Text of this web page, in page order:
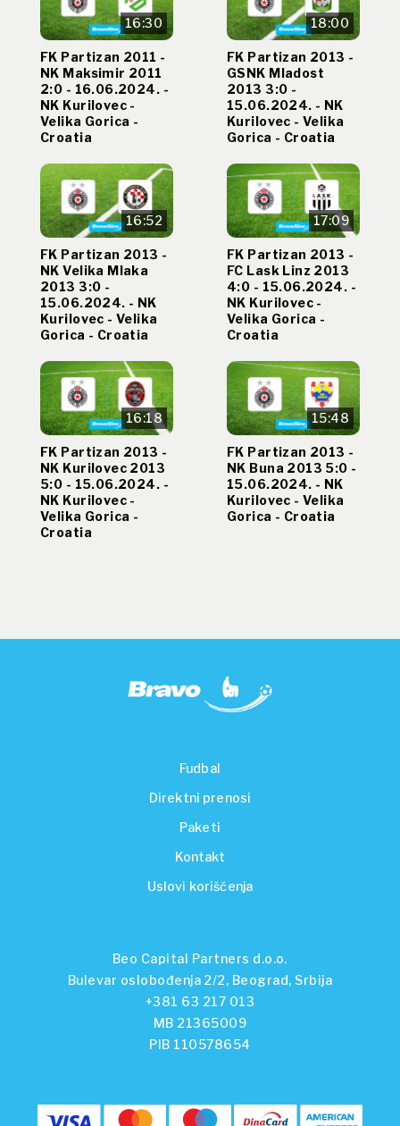
16:30
FK Partizan 2011 -
NK Maksimir 2011
2:0 - 16.06.2024. -
NK Kurilovec -
Velika Gorica -
Croatia
18:00
FK Partizan 2013 -
GSNK Mladost
2013 3:0 -
15.06.2024. - NK
Kurilovec - Velika
Gorica - Croatia
16:52
FK Partizan 2013 -
NK Velika Mlaka
2013 3:0 -
15.06.2024. - NK
Kurilovec - Velika
Gorica - Croatia
17:09
FK Partizan 2013 -
FC Lask Linz 2013
4:0 - 15.06.2024. -
NK Kurilovec -
Velika Gorica -
Croatia
16:18
FK Partizan 2013 -
NK Kurilovec 2013
5:0 - 15.06.2024. -
NK Kurilovec -
Velika Gorica -
Croatia
15:48
FK Partizan 2013 -
NK Buna 2013 5:0 -
15.06.2024. - NK
Kurilovec - Velika
Gorica - Croatia
Fudbal
Direktni prenosi
Paketi
Kontakt
Uslovi korišćenja
Beo Capital Partners d.o.o.
Bulevar oslobođenja 2/2, Beograd, Srbija
+381 63 217 013
MB 21365009
PIB 110578654